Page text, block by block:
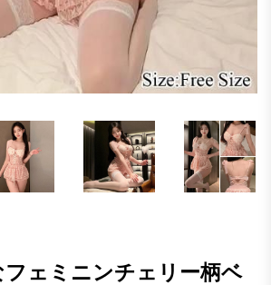
フェミニンチェリー柄ベ